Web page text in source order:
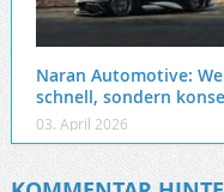
Naran Automotive:
schnell, sondern
03. April 2026